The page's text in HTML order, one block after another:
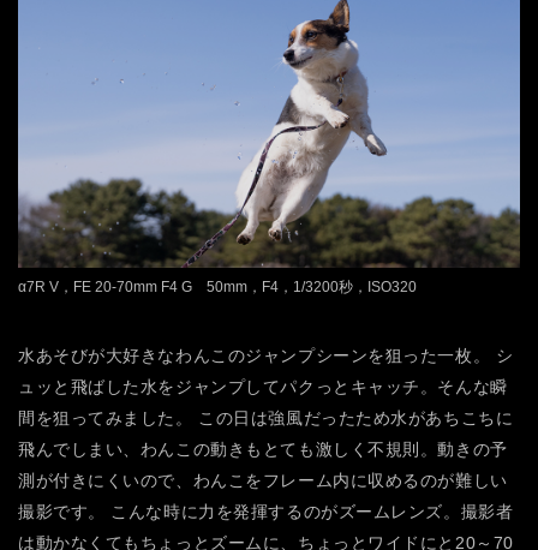
α7R V，FE 20-70mm F4 G 50mm，F4，1/3200秒，ISO320
水あそびが大好きなわんこのジャンプシーンを狙った一枚。
シ
ュッと飛ばした水をジャンプしてパクっとキャッチ。そんな瞬
間を狙ってみました。
この日は強風だったため水があちこちに
飛んでしまい、わんこの動きもとても激しく不規則。動きの予
測が付きにくいので、わんこをフレーム内に収めるのが難しい
撮影です。
こんな時に力を発揮するのがズームレンズ。撮影者
は動かなくてもちょっとズームに、ちょっとワイドにと20～70